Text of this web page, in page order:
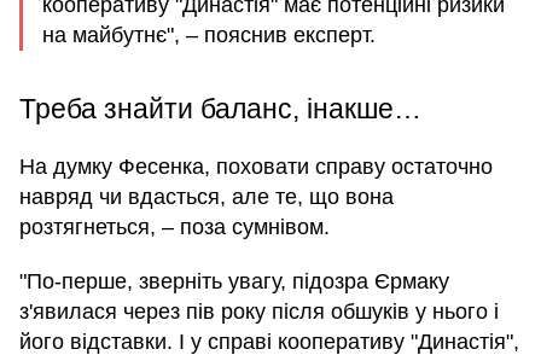
на майбутнє", – пояснив експерт.
Треба знайти баланс, інакше…
На думку Фесенка, поховати справу остаточно
навряд чи вдасться, але те, що вона
розтягнеться, – поза сумнівом.
"По-перше, зверніть увагу, підозра Єрмаку
з'явилася через пів року після обшуків у нього і
його відставки. І у справі кооперативу "Династія",